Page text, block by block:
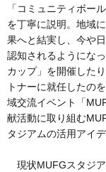
「コミュニティボー
を丁寧に説明。地域
果へと結実し、今や
認知されるようにな
カップ」を開催した
トナーに就任したの
域交流イベント「
献活動に取り組む
タジアムの活用アイ
現状MUFGスタジア